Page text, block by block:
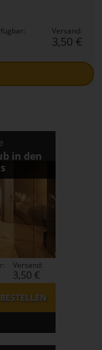
Versand:
3,50 €
in den
Versand:
3,50 €